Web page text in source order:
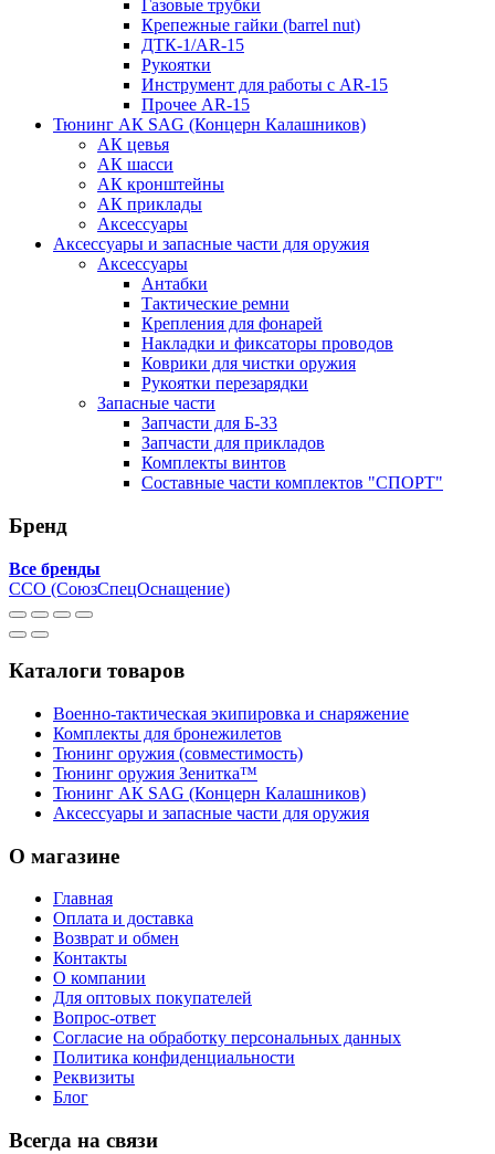
Газовые трубки
Крепежные гайки (barrel nut)
ДТК-1/AR-15
Рукоятки
Инструмент для работы с AR-15
Прочее AR-15
Тюнинг АК SAG (Концерн Калашников)
АК цевья
АК шасси
АК кронштейны
АК приклады
Аксессуары
Аксессуары и запасные части для оружия
Аксессуары
Антабки
Тактические ремни
Крепления для фонарей
Накладки и фиксаторы проводов
Коврики для чистки оружия
Рукоятки перезарядки
Запасные части
Запчасти для Б-33
Запчасти для прикладов
Комплекты винтов
Составные части комплектов "СПОРТ"
Бренд
Все бренды
ССО (СоюзСпецОснащение)
Каталоги товаров
Военно-тактическая экипировка и снаряжение
Комплекты для бронежилетов
Тюнинг оружия (совместимость)
Тюнинг оружия Зенитка™
Тюнинг АК SAG (Концерн Калашников)
Аксессуары и запасные части для оружия
О магазине
Главная
Оплата и доставка
Возврат и обмен
Контакты
О компании
Для оптовых покупателей
Вопрос-ответ
Согласие на обработку персональных данных
Политика конфиденциальности
Реквизиты
Блог
Всегда на связи